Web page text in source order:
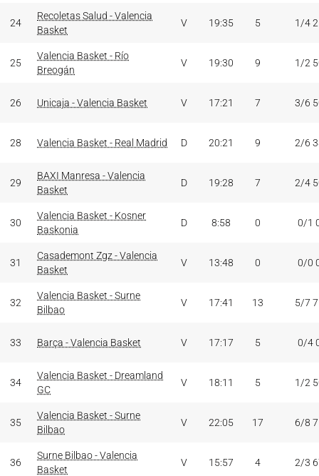
24
Recoletas Salud - Valencia
Basket
V 19:35 5 1/4
25
Valencia Basket - Río
Breogán
V 19:30 9 1/2
26 Unicaja - Valencia Basket V 17:21 7 3/6
28 Valencia Basket - Real Madrid D 20:21 9 2/6
29
BAXI Manresa - Valencia
Basket
D 19:28 7 2/4
30
Valencia Basket - Kosner
Baskonia
D 8:58 0 0/1
31
Casademont Zgz - Valencia
Basket
V 13:48 0 0/0
32
Valencia Basket - Surne
Bilbao
V 17:41 13 5/7
33 Barça - Valencia Basket V 17:17 5 0/4
34
Valencia Basket - Dreamland
GC
V 18:11 5 1/2
35
Valencia Basket - Surne
Bilbao
V 22:05 17 6/8
36
Surne Bilbao - Valencia
Basket
V 15:57 4 2/3